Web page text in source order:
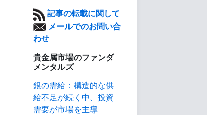
記事の転載に関して
メールでのお問い合
わせ
貴金属市場のファンダ
メンタルズ
銀の需給：構造的な供
給不足が続く中、投資
需要が市場を主導